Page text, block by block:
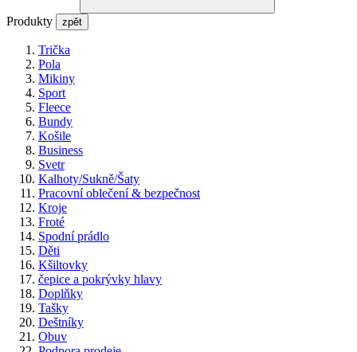
Produkty zpět
Trička
Pola
Mikiny
Sport
Fleece
Bundy
Košile
Business
Svetr
Kalhoty/Sukně/Šaty
Pracovní oblečení & bezpečnost
Kroje
Froté
Spodní prádlo
Děti
Kšiltovky
čepice a pokrývky hlavy
Doplňky
Tašky
Deštníky
Obuv